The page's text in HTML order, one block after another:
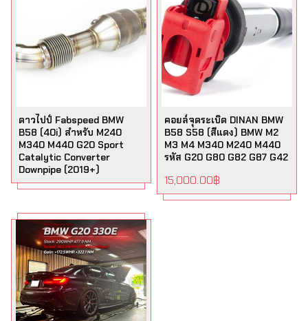
ดาวไปป์ Fabspeed BMW
B58 (40i) สำหรับ M240
M340 M440 G20 Sport
Catalytic Converter
Downpipe (2019+)
คอยล์จุดระเบิด DINAN BMW
B58 S58 (สีแดง) BMW M2
M3 M4 M340 M240 M440
รหัส G20 G80 G82 G87 G42
15,000.00฿